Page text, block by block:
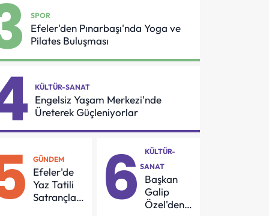
Güvenliği İçin
Önemli
Protokol
SPOR
Efeler'den Pınarbaşı'nda Yoga ve
Pilates Buluşması
KÜLTÜR-SANAT
Engelsiz Yaşam Merkezi'nde
Üreterek Güçleniyorlar
GÜNDEM
Efeler'de
Yaz Tatili
Satrançla
6
KÜLTÜR-
SANAT
Başkan
Galip
Özel'den